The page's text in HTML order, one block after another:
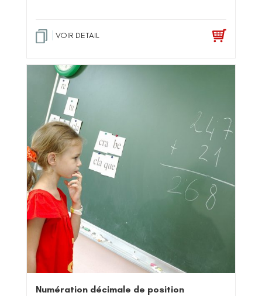
VOIR DETAIL
Numération décimale de position